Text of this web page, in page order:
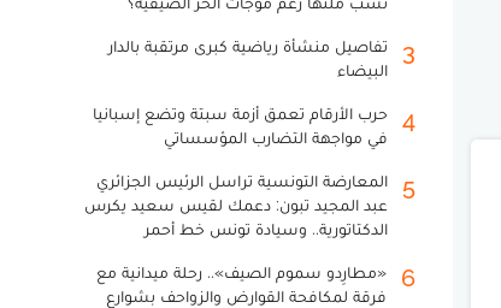
3
تفاصيل منشأة رياضية كبرى مرتقبة بالدار
البيضاء
4
حرب الأرقام تعمق أزمة سبتة وتضع إسبانيا
في مواجهة التضارب المؤسساتي
5
المعارضة التونسية تراسل الرئيس الجزائري
عبد المجيد تبون: دعمك لقيس سعيد يكرس
الدكتاتورية.. وسيادة تونس خط أحمر
6
«مطارِدو سموم الصيف».. رحلة ميدانية مع
فرقة لمكافحة القوارض والزواحف بشوارع